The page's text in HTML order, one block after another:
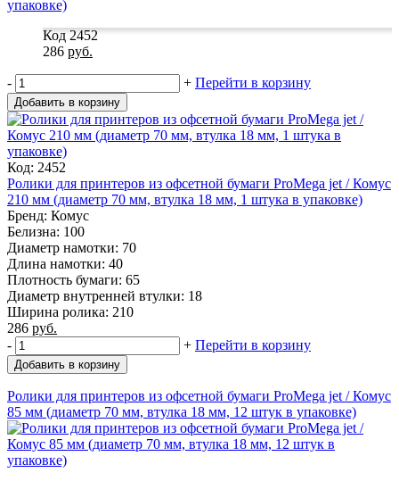
Код 2452
286 руб.
- + Перейти в корзину
Добавить в корзину
Код: 2452
Ролики для принтеров из офсетной бумаги ProMega jet / Комус
210 мм (диаметр 70 мм, втулка 18 мм, 1 штука в упаковке)
Бренд: Комус
Белизна: 100
Диаметр намотки: 70
Длина намотки: 40
Плотность бумаги: 65
Диаметр внутренней втулки: 18
Ширина ролика: 210
286 руб.
-
+ Перейти в корзину
Добавить в корзину
Ролики для принтеров из офсетной бумаги ProMega jet / Комус
85 мм (диаметр 70 мм, втулка 18 мм, 12 штук в упаковке)